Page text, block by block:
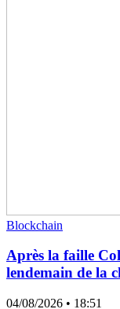
Blockchain
Après la faille
lendemain de la
04/08/2026 • 18:51